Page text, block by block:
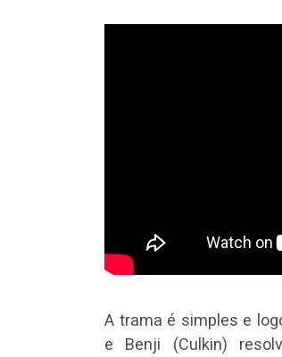
A trama é simples e
e Benji (Culkin)